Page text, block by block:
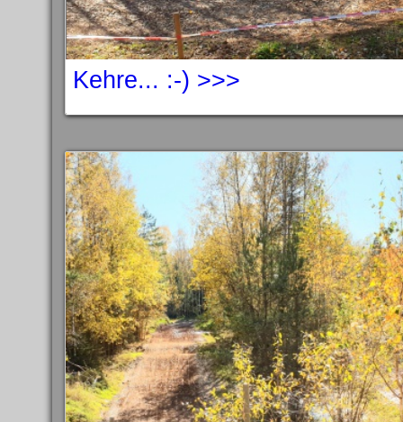
Kehre... :-) >>>